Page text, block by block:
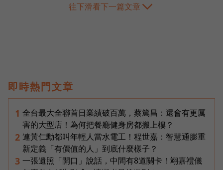
往下滑看下一篇文章
即時熱門文章
1 全台最大全聯首日業績破百萬，蔡篤昌：還會有更厲
害的大型店！為何把餐廳健身房都搬上樓？
2 連黃仁勳都叫年輕人當水電工！程世嘉：智慧通膨重
新定義「有價值的人」到底什麼樣子？
3 一張遺照「開口」說話，中間有8道關卡！翊嘉禮儀